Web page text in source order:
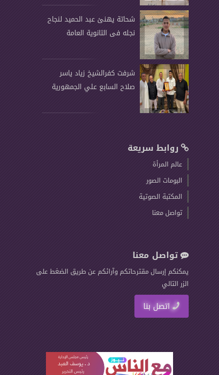
شحاتة يهنئ عبد الحميد لنجاح
نجله فى الثانوية العامة
شرفت كفرالشيخ زياد ياسر
صلاح السابع علي الجمهورية
روابط سريعة
عالم المرأة
البومات الصور
المكتبة الصوتية
تواصل معنا
تواصل معنا
يمكنكم إرسال مقترحاتكم وآرائكم عن طريق الضغط على
الزر التالي
اتصل بنا